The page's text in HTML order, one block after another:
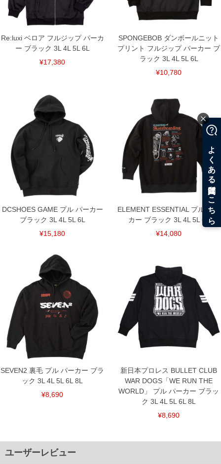
Re:luxi ベロア フルジップ パーカ
ー ブラック 3L 4L 5L 6L
¥17,380
SPONGEBOB ダンボールニット
プリント フルジップ パーカー ブ
ラック 3L 4L 5L 6L
¥10,780
DCSHOES GAME プル パーカー
ブラック 3L 4L 5L 6L
¥15,180
ELEMENT ESSENTIAL プル パー
カー ブラック 3L 4L 5L 6L
¥14,080
SEVEN2 裏毛 プル パーカー ブラ
ック 3L 4L 5L 6L 8L
¥8,690
新日本プロレス BULLET CLUB
WAR DOGS「WE RUN THE
WORLD」 プル パーカー ブラッ
ク 3L 4L 5L 6L 8L
¥8,690
ユーザーレビュー